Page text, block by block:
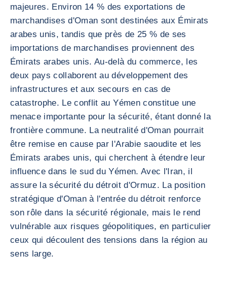
majeures. Environ 14 % des exportations de
marchandises d'Oman sont destinées aux Émirats
arabes unis, tandis que près de 25 % de ses
importations de marchandises proviennent des
Émirats arabes unis. Au-delà du commerce, les
deux pays collaborent au développement des
infrastructures et aux secours en cas de
catastrophe. Le conflit au Yémen constitue une
menace importante pour la sécurité, étant donné la
frontière commune. La neutralité d'Oman pourrait
être remise en cause par l'Arabie saoudite et les
Émirats arabes unis, qui cherchent à étendre leur
influence dans le sud du Yémen. Avec l'Iran, il
assure la sécurité du détroit d'Ormuz. La position
stratégique d'Oman à l'entrée du détroit renforce
son rôle dans la sécurité régionale, mais le rend
vulnérable aux risques géopolitiques, en particulier
ceux qui découlent des tensions dans la région au
sens large.